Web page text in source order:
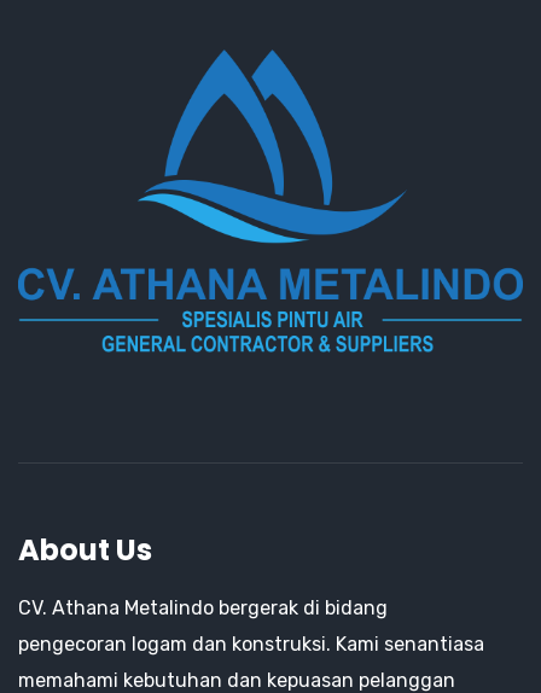
About Us
CV. Athana Metalindo bergerak di bidang
pengecoran logam dan konstruksi. Kami senantiasa
memahami kebutuhan dan kepuasan pelanggan